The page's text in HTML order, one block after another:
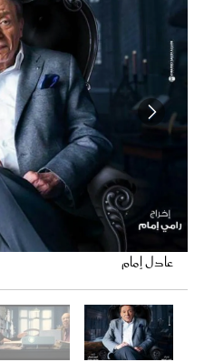
عادل إمام
عادل إمام وصلاح عبد الله
بوستر مسلسل عوالم خفية
عادل إمام
رانيا فريد شوقي
فيديو
مطبخ سيدتي
مقالات الرأي
ستايل
تقارير